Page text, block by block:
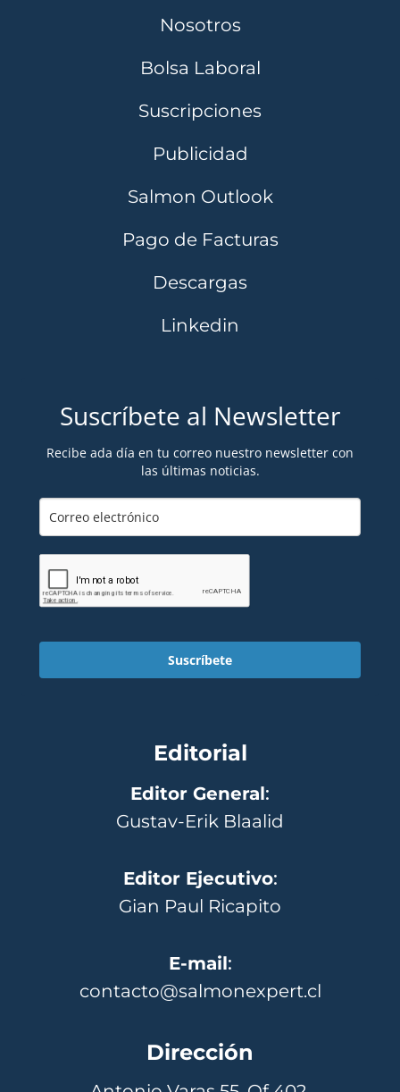
Nosotros
Bolsa Laboral
Suscripciones
Publicidad
Salmon Outlook
Pago de Facturas
Descargas
Linkedin
Suscríbete al Newsletter
Recibe ada día en tu correo nuestro newsletter con
las últimas noticias.
Suscríbete
Editorial
Editor General:
Gustav-Erik Blaalid
Editor Ejecutivo:
Gian Paul Ricapito
E-mail:
contacto@salmonexpert.cl
Dirección